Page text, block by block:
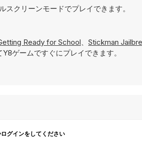
クリーンモードでプレイできます。
Ready for School、 Stickman
ゲームですぐにプレイできます。
グインをしてください